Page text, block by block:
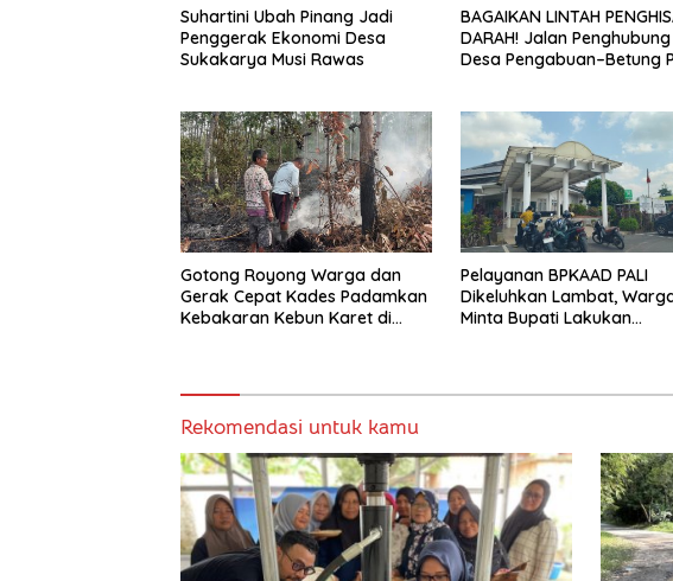
Suhartini Ubah Pinang Jadi
Penggerak Ekonomi Desa
Sukakarya Musi Rawas
BAGAIKAN LINTAH
DARAH! Jalan Penghubung
Desa Pengabuan–Betung
Gotong Royong Warga dan
Gerak Cepat Kades Padamkan
Kebakaran Kebun Karet di
Pelayanan BPKAAD PALI
Dikeluhkan Lambat,
Minta Bupati Lakukan
Rekomendasi untuk kamu